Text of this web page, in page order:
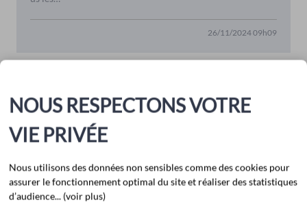
26/11/2024 09h09
[HEC_Stand_Up]
NOUS RESPECTONS VOTRE
VIE PRIVÉE
Nous utilisons des données non sensibles comme des cookies pour
assurer le fonctionnement optimal du site et réaliser des statistiques
d’audience... (voir plus)